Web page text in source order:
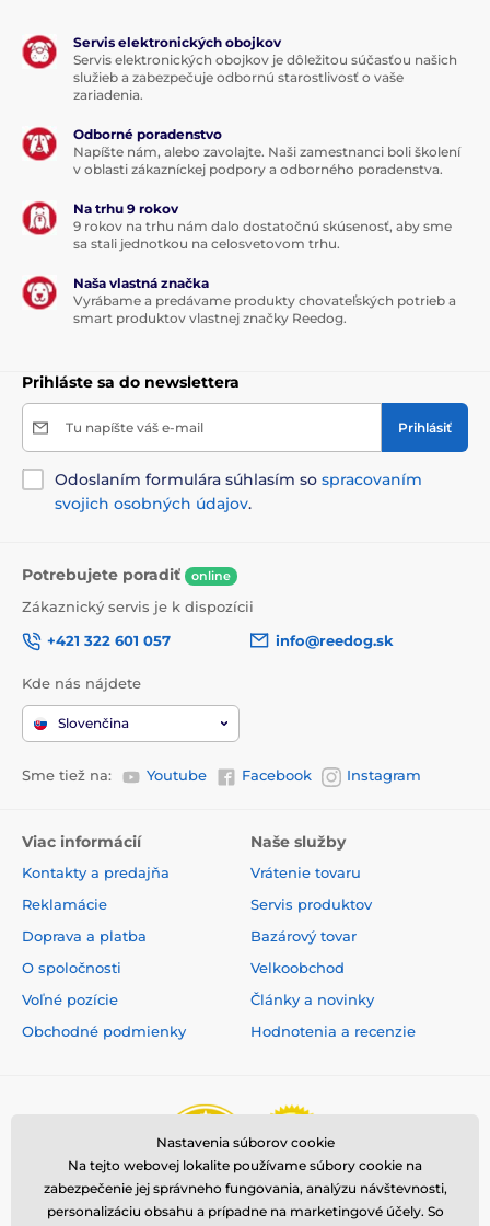
Servis elektronických obojkov
Servis elektronických obojkov je dôležitou súčasťou našich
služieb a zabezpečuje odbornú starostlivosť o vaše
zariadenia.
Odborné poradenstvo
Napíšte nám, alebo zavolajte. Naši zamestnanci boli školení
v oblasti zákazníckej podpory a odborného poradenstva.
Na trhu 9 rokov
9 rokov na trhu nám dalo dostatočnú skúsenosť, aby sme
sa stali jednotkou na celosvetovom trhu.
Naša vlastná značka
Vyrábame a predávame produkty chovateľských potrieb a
smart produktov vlastnej značky Reedog.
Prihláste sa do newslettera
Tu napíšte váš e-mail Prihlásiť
Odoslaním formulára súhlasím so spracovaním
svojich osobných údajov.
Potrebujete poradiť online
Zákaznický servis je k dispozícii
+421 322 601 057
info@reedog.sk
Kde nás nájdete
Slovenčina
Sme tiež na: Youtube Facebook Instagram
Viac informácií
Kontakty a predajňa
Reklamácie
Doprava a platba
O spoločnosti
Voľné pozície
Obchodné podmienky
Naše služby
Vrátenie tovaru
Servis produktov
Bazárový tovar
Velkoobchod
Články a novinky
Hodnotenia a recenzie
Nastavenia súborov cookie
Na tejto webovej lokalite používame súbory cookie na
zabezpečenie jej správneho fungovania, analýzu návštevnosti,
personalizáciu obsahu a prípadne na marketingové účely. So